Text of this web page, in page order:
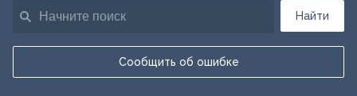
Найти
Сообщить об ошибке